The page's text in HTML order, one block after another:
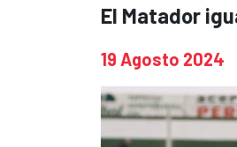
El Matador
19 Agosto 2024